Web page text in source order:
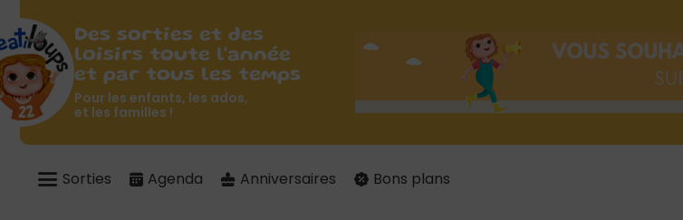
Des sorties et des
loisirs toute l'année
et par tous les temps
Pour les enfants, les ados,
et les familles !
Sorties Agenda Anniversaires Bons plans